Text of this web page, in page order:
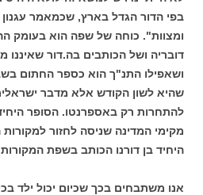
בפי הדור הגדל בארץ, שכמאמר
ומצוות". כוחה של שפה הוא בעומק
דובריה ושל הכותבים בה.דור
ושאפילו התנ"ך הוא כספר החתום
שהיא לשון הקודש אלא מדבר
להתחרות רק באספרנטו. הסופר היחיד
מקימי המדינה שניסה לחזור
היחיד בן דורנו הכותב בשפת
אנו משתבחים בכך שכיום יכול ילד